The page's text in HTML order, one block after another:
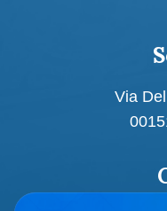
Via